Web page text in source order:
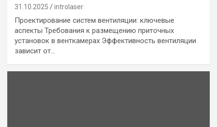
31.10.2025 introlaser
Проектирование систем вентиляции: ключевые
аспекты Требования к размещению приточных
установок в венткамерах Эффективность вентиляции
зависит от…